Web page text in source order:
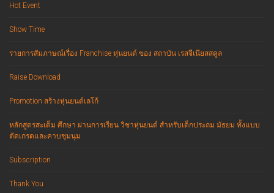
Hot Event
Show Time
รายการสัมภาษณ์เรื่อง Franchise หุ่นยนต์ ของ สถาบัน เรสจีเนียสสคูล
Raise Download
Promotion สร้างหุ่นยนต์เลโก้
หลักสูตรสะเต็ม ศึกษา ผ่านการเรียน วิชาหุ่นยนต์ สำหรับเด็กประถม มัธยม ทั้งแบบ
ตัดเกรดและคาบชุมนุม
Subscription
Thank You